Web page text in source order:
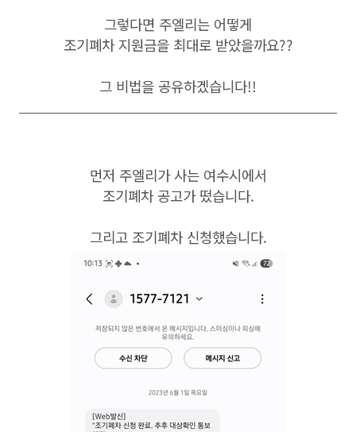
그렇다면 주엘리는 어떻게
조기폐차 지원금을 최대로 받았을까요??
그 비법을 공유하겠습니다!!
먼저 주엘리가 사는 여수시에서
조기폐차 공고가 떴습니다.
그리고 조기폐차 신청했습니다.